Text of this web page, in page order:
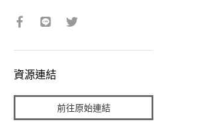
資源連結
前往原始連結